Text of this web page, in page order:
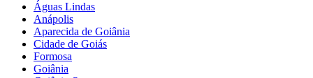
Águas Lindas
Anápolis
Aparecida de Goiânia
Cidade de Goiás
Formosa
Goiânia